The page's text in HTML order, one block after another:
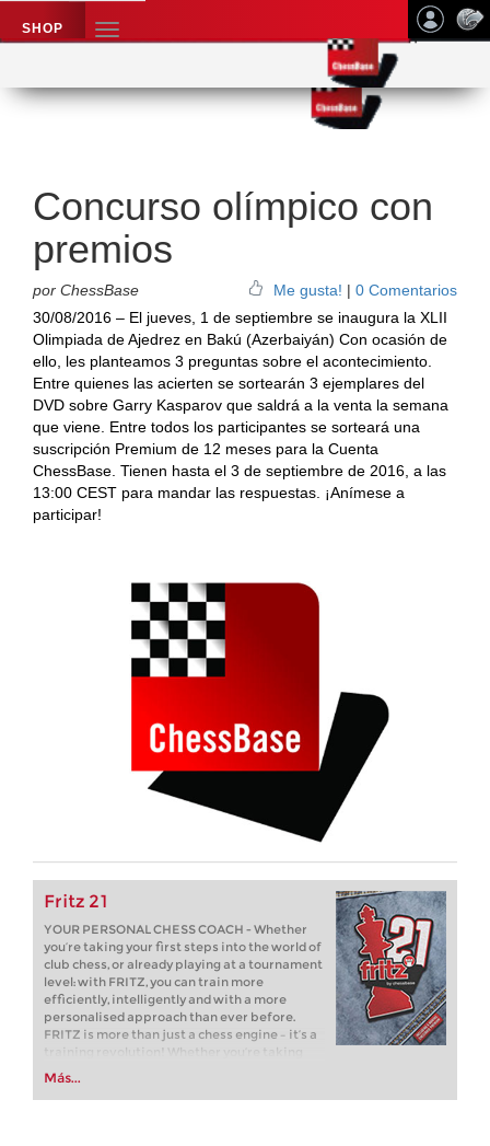
SHOP
TOGGLE
NAVIGATION
Noticias de ajedrez
Concurso olímpico con
premios
por ChessBase Me gusta! | 0 Comentarios
30/08/2016 – El jueves, 1 de septiembre se inaugura la XLII
Olimpiada de Ajedrez en Bakú (Azerbaiyán) Con ocasión de
ello, les planteamos 3 preguntas sobre el acontecimiento.
Entre quienes las acierten se sortearán 3 ejemplares del
DVD sobre Garry Kasparov que saldrá a la venta la semana
que viene. Entre todos los participantes se sorteará una
suscripción Premium de 12 meses para la Cuenta
ChessBase. Tienen hasta el 3 de septiembre de 2016, a las
13:00 CEST para mandar las respuestas. ¡Anímese a
participar!
Fritz 21
YOUR PERSONAL CHESS COACH - Whether
you’re taking your first steps into the world of
club chess, or already playing at a tournament
level: with FRITZ, you can train more
efficiently, intelligently and with a more
personalised approach than ever before.
FRITZ is more than just a chess engine – it’s a
training revolution! Whether you’re taking
your first steps into the world of club chess, or
already playing at a tournament level: with
FRITZ, you can train more efficiently,
Más...